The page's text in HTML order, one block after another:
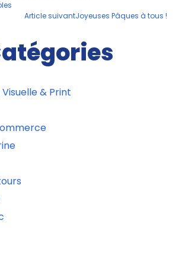
Article suivantJoyeuses Pâques à tous !
& Print